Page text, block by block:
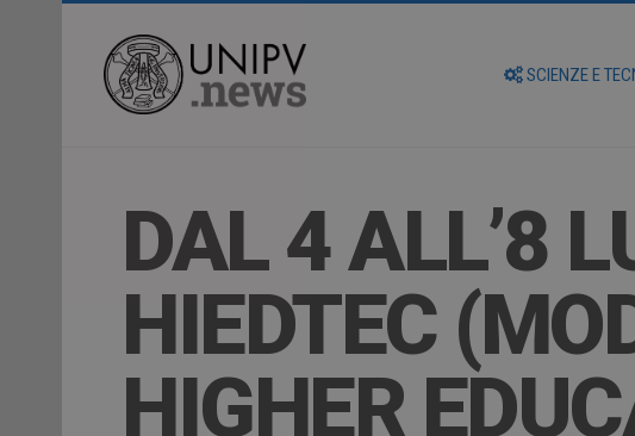
SCIENZE E
DAL 4 ALL’8
HIEDTEC
HIGHER